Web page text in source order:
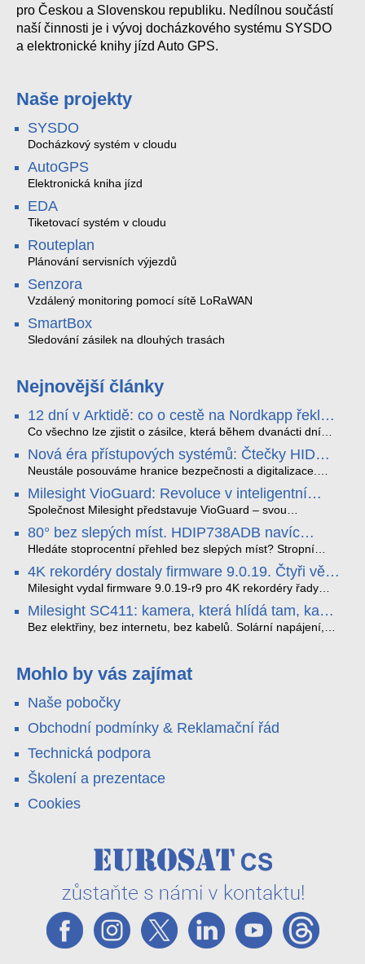
pro Českou a Slovenskou republiku. Nedílnou součástí
naší činnosti je i vývoj docházkového systému SYSDO
a elektronické knihy jízd Auto GPS.
Naše projekty
SYSDO
Docházkový systém v cloudu
AutoGPS
Elektronická kniha jízd
EDA
Tiketovací systém v cloudu
Routeplan
Plánování servisních výjezdů
Senzora
Vzdálený monitoring pomocí sítě LoRaWAN
SmartBox
Sledování zásilek na dlouhých trasách
Nejnovější články
12 dní v Arktidě: co o cestě na Nordkapp řekla
data ze SMARTBOX 2 MAX
Co všechno lze zjistit o zásilce, která během dvanácti dní
projede Arktidou? SMARTBOX 2 MAX jsme vzali na trasu z
Tromsø přes Lofoty, Kirunu a finské Laponsko až na
Nordkapp. Bez jediného dobití, v mrazu až −13 °C a mimo
otřesy i náklon. Výsledkem není jen čára na mapě, ale
podrobný datový příběh celé cesty.
Nová éra přístupových systémů: Čtečky HID
Signo
Neustále posouváme hranice bezpečnosti a digitalizace.
v oblasti kontroly přístupu – moderní a vysoce univerzální
čtečky HID Signo.
Milesight VioGuard: Revoluce v inteligentní
detekci dopravních přestupků
Společnost Milesight představuje VioGuard – svou
dopravních přestupků. Tento systém, poháněný
sofistikovanými algoritmy umělé inteligence (AI), je navržen
tak, aby poskytoval komplexní nástroje pro vymáhání
dopravních předpisů, zvyšoval bezpečnost na silnicích a
optimalizoval plynulost dopravy v moderních městech.
80° bez slepých míst. HDIP738ADB navíc
streamuje na YouTube – bez PC.
Hledáte stoprocentní přehled bez slepých míst? Stropní
panoramatická kamera HDIP738ADB skládá obraz ze dvou
4MP senzorů SONY do jednoho čistého 180° záběru bez
zkreslení. K tomu přidává AI detekci osob a vozidel,
YouTube – bez běžícího počítače.
4K rekordéry dostaly firmware 9.0.19. Čtyři věci,
které musíte vědět.
Milesight vydal firmware 9.0.19-r9 pro 4K rekordéry řady
které vám zjednoduší práci – a jedna z nich vám ušetří
spoustu zbytečných výjezdů k zákazníkům.
Milesight SC411: kamera, která hlídá tam, kam
kabel nedosáhne
Bez elektřiny, bez internetu, bez kabelů. Solární napájení,
váš telefon. Podívejte se na video.
Mohlo by vás zajímat
Naše pobočky
Obchodní podmínky & Reklamační řád
Technická podpora
Školení a prezentace
Cookies